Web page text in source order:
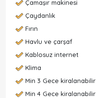
Çamaşır makinesi
Çaydanlık
Fırın
Havlu ve çarşaf
Kablosuz internet
Klima
Min 3 Gece kiralanabilir
Min 4 Gece kiralanabilir